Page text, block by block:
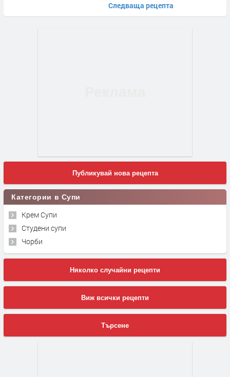
Следваща рецепта
Публикувай нова рецепта
Категории в Супи
Крем Супи
Студени супи
Чорби
Няколко случайни рецепти
Виж всички рецепти
Търсене